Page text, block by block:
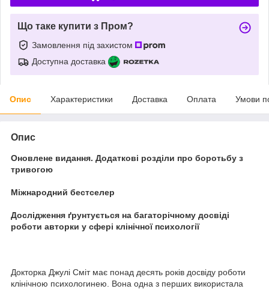
Що таке купити з Пром?
Замовлення під захистом
Доступна доставка
Опис Характеристики Доставка Оплата Умови
Опис
Оновлене видання. Додаткові розділи про боротьбу з
тривогою
Міжнародний бестселер
Дослідження ґрунтується на багаторічному досвіді
роботи авторки у сфері клінічної психології
Докторка Джулі Сміт має понад десять років досвіду роботи
клінічною психологинею. Вона одна з перших використала